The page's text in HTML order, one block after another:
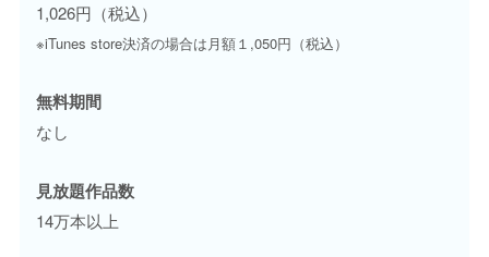
1,026円（税込）
※iTunes store決済の場合は月額１,050円（税込）
無料期間
なし
見放題作品数
14万本以上